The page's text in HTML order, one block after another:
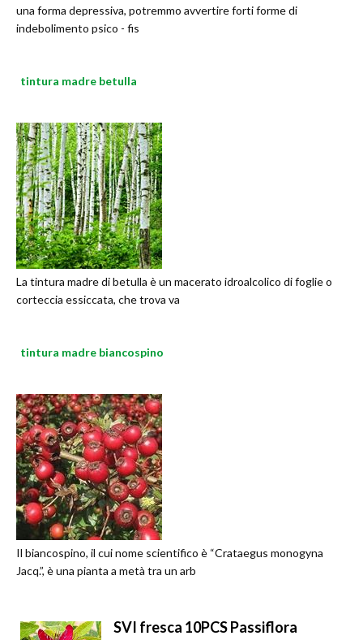
una forma depressiva, potremmo avvertire forti forme di
indebolimento psico - fis
tintura madre betulla
La tintura madre di betulla è un macerato idroalcolico di foglie o
corteccia essiccata, che trova va
tintura madre biancospino
Il biancospino, il cui nome scientifico è “Crataegus monogyna
Jacq.”, è una pianta a metà tra un arb
SVI fresca 10PCS Passiflora